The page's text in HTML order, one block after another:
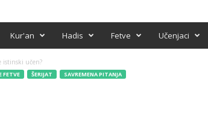
Kur'an Hadis Fetve Učenjaci
istinski učen?
FETVE ŠERIJAT SAVREMENA PITANJA